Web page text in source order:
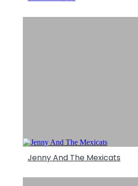
Jenny And The Mexicats